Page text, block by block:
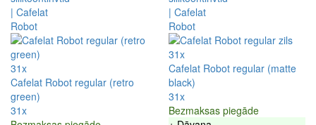
31x
Cafelat Robot regular (retro
green)
31x
31x
Cafelat Robot regular (matte
black)
31x
Bezmaksas piegāde